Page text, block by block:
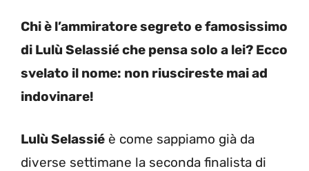
Chi è l’ammiratore segreto e famosissimo
di Lulù Selassié che pensa solo a lei? Ecco
svelato il nome: non riuscireste mai ad
indovinare!
Lulù Selassié è come sappiamo già da
diverse settimane la seconda finalista di